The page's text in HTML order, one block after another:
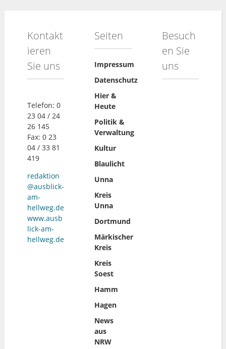
Kontakt
ieren
Sie uns
Telefon: 0
23 04 / 24
26 145
Fax: 0 23
04 / 33 81
419
redaktion
@ausblick-
am-
hellweg.de
www.ausb
lick-am-
hellweg.de
Seiten
Impressum
Datenschutz
Hier &
Heute
Politik &
Verwaltung
Kultur
Blaulicht
Unna
Kreis
Unna
Dortmund
Märkischer
Kreis
Kreis
Soest
Hamm
Hagen
News
aus
NRW
Besuch
en Sie
uns